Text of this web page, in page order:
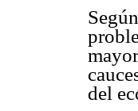
del